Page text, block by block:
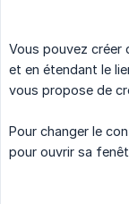
Vous pouvez créer
et en étendant le
vous propose de
Pour changer le
pour ouvrir sa